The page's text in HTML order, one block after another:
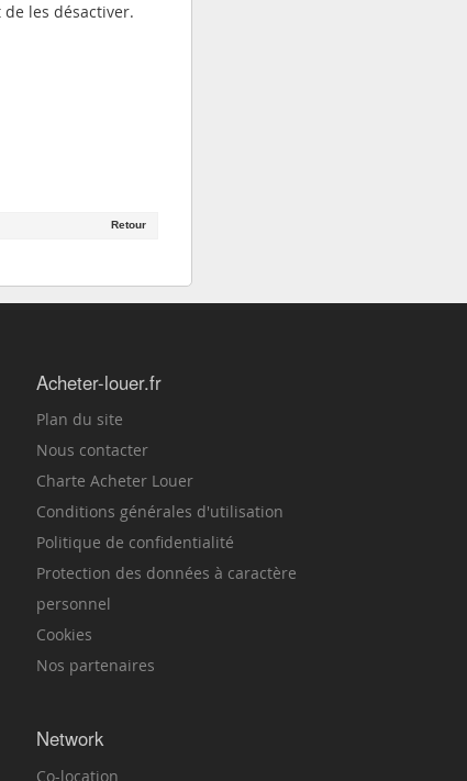
les désactiver.
Retour
Acheter-louer.fr
Plan du site
Nous contacter
Charte Acheter Louer
Conditions générales d'utilisation
Politique de confidentialité
Protection des données à caractère
personnel
Cookies
Nos partenaires
Network
Co-location